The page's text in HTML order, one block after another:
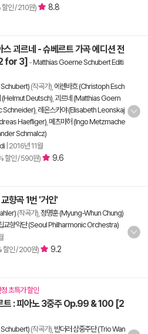
할인 / 210원)
8.8
괴르네 - 슈베르트 가곡 에디션 전
for 3] -Matthias Goerne Schubert Editi
Schubert) (작곡가), 에센바흐 (Christoph Esch
(Helmut Deutsch) 괴르네 (Matthias Goern
Schneider) 레온스카야 (Elisabeth Leonskaj
Haefliger) 메츠마허 (Ingo Metzmache
Schmalcz)
2016년 11월
할인 / 590원)
9.6
향곡 1번 '거인'
(작곡가), 정명훈 (Myung-Whun Chung)
교향악단 (Seoul Philharmonic Orchestra)
할인 / 200원)
9.2
초특가 할인
트 : 피아노 3중주 Op.99 & 100 [2
Schubert) (작곡가), 반더러 삼중주단 (Trio Wan